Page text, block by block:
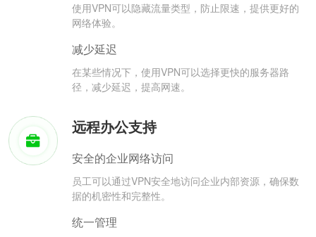
使用VPN可以隐藏流量类型，防止限速，提供更好的
网络体验。
减少延迟
在某些情况下，使用VPN可以选择更快的服务器路
径，减少延迟，提高网速。
远程办公支持
安全的企业网络访问
员工可以通过VPN安全地访问企业内部资源，确保数
据的机密性和完整性。
统一管理